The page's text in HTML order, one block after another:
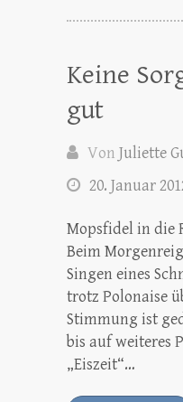
Keine
gut
Von Juliette
20. Januar
Mopsfidel in die
Beim
Singen eines
trotz Polonaise
Stimmung ist
bis auf weiteres
„Eiszeit“…